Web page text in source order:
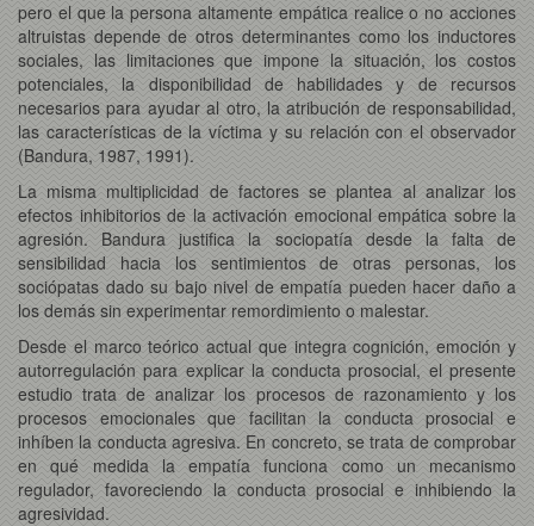
pero el que la persona altamente empática realice o no acciones
altruistas depende de otros determinantes como los inductores
sociales, las limitaciones que impone la situación, los costos
potenciales, la disponibilidad de habilidades y de recursos
necesarios para ayudar al otro, la atribución de responsabilidad,
las características de la víctima y su relación con el observador
(Bandura, 1987, 1991).
La misma multiplicidad de factores se plantea al analizar los
efectos inhibitorios de la activación emocional empática sobre la
agresión. Bandura justifica la sociopatía desde la falta de
sensibilidad hacia los sentimientos de otras personas, los
sociópatas dado su bajo nivel de empatía pueden hacer daño a
los demás sin experimentar remordimiento o malestar.
Desde el marco teórico actual que integra cognición, emoción y
autorregulación para explicar la conducta prosocial, el presente
estudio trata de analizar los procesos de razonamiento y los
procesos emocionales que facilitan la conducta prosocial e
inhíben la conducta agresiva. En concreto, se trata de comprobar
en qué medida la empatía funciona como un mecanismo
regulador, favoreciendo la conducta prosocial e inhibiendo la
agresividad.